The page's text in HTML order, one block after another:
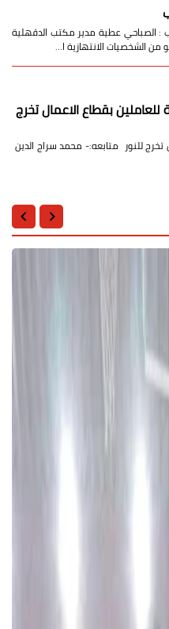
عطية مدير مكتب الدقهلية
الشخصيات الانتهازية ا…
للعاملين بقطاع الاعمال تخرج
تخرج للنور متابعه:- محمد سراج الدين